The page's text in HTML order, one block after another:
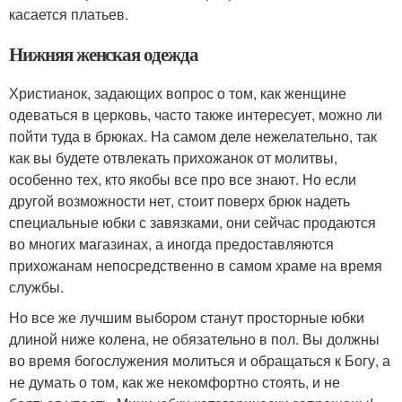
касается платьев.
Нижняя женская одежда
Христианок, задающих вопрос о том, как женщине
одеваться в церковь, часто также интересует, можно ли
пойти туда в брюках. На самом деле нежелательно, так
как вы будете отвлекать прихожанок от молитвы,
особенно тех, кто якобы все про все знают. Но если
другой возможности нет, стоит поверх брюк надеть
специальные юбки с завязками, они сейчас продаются
во многих магазинах, а иногда предоставляются
прихожанам непосредственно в самом храме на время
службы.
Но все же лучшим выбором станут просторные юбки
длиной ниже колена, не обязательно в пол. Вы должны
во время богослужения молиться и обращаться к Богу, а
не думать о том, как же некомфортно стоять, и не